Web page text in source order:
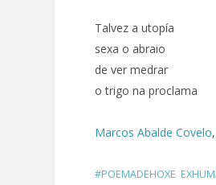
Talvez a utopía
sexa o abraio
de ver medrar
o trigo na proclama
Marcos Abalde Covelo,
#POEMADEHOXE